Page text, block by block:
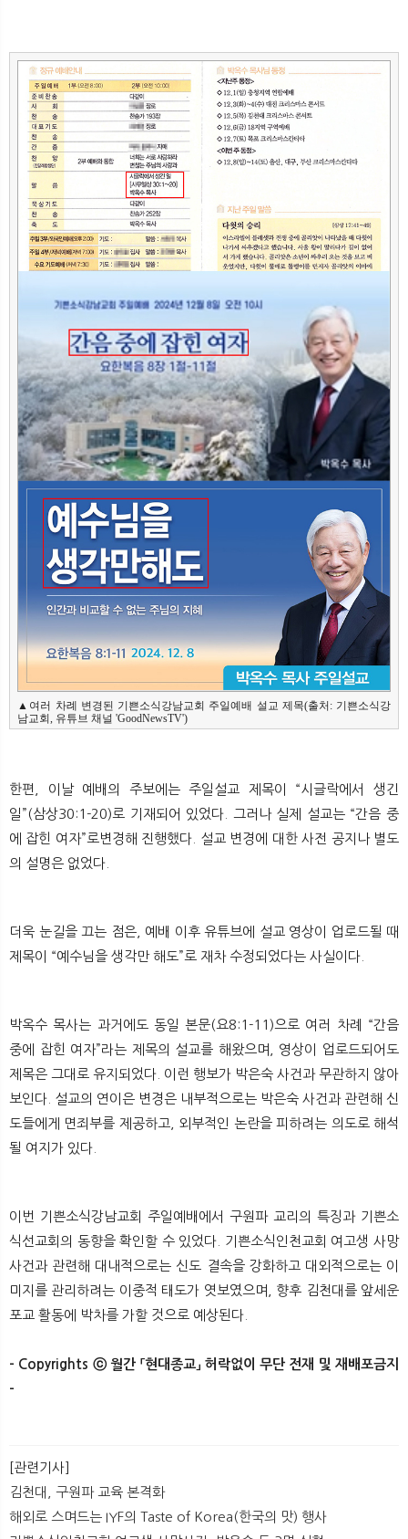
▲여러 차례 변경된 기쁜소식강남교회 주일예배 설교 제목(출처: 기쁜소식강
남교회, 유튜브 채널 'GoodNewsTV')
한편, 이날 예배의 주보에는 주일설교 제목이 “시글락에서 생긴
일”(삼상30:1-20)로 기재되어 있었다. 그러나 실제 설교는 “간음 중
에 잡힌 여자”로변경해 진행했다. 설교 변경에 대한 사전 공지나 별도
의 설명은 없었다.
더욱 눈길을 끄는 점은, 예배 이후 유튜브에 설교 영상이 업로드될 때
제목이 “예수님을 생각만 해도”로 재차 수정되었다는 사실이다.
박옥수 목사는 과거에도 동일 본문(요8:1-11)으로 여러 차례 “간음
중에 잡힌 여자”라는 제목의 설교를 해왔으며, 영상이 업로드되어도
제목은 그대로 유지되었다. 이런 행보가 박은숙 사건과 무관하지 않아
보인다. 설교의 연이은 변경은 내부적으로는 박은숙 사건과 관련해 신
도들에게 면죄부를 제공하고, 외부적인 논란을 피하려는 의도로 해석
될 여지가 있다.
이번 기쁜소식강남교회 주일예배에서 구원파 교리의 특징과 기쁜소
식선교회의 동향을 확인할 수 있었다. 기쁜소식인천교회 여고생 사망
사건과 관련해 대내적으로는 신도 결속을 강화하고 대외적으로는 이
미지를 관리하려는 이중적 태도가 엿보였으며, 향후 김천대를 앞세운
포교 활동에 박차를 가할 것으로 예상된다.​​
- Copyrights ⓒ 월간 「현대종교」 허락없이 무단 전재 및 재배포금지
-
[관련기사]
김천대, 구원파 교육 본격화
해외로 스며드는 IYF의 Taste of Korea(한국의 맛) 행사